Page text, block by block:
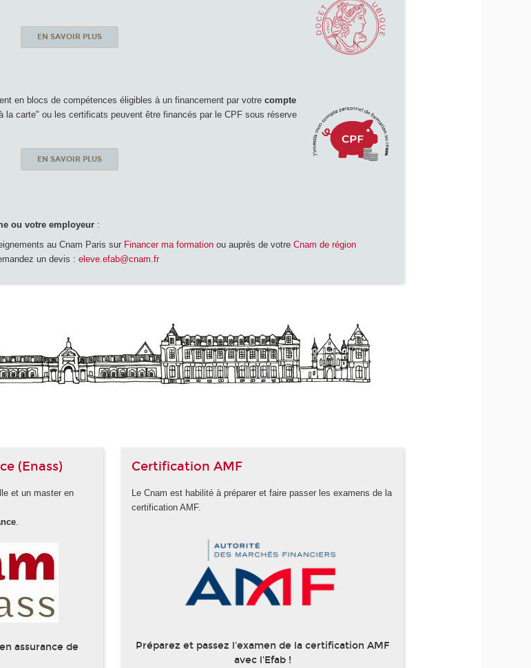
EN SAVOIR PLUS
en blocs de compétences éligibles à un financement par votrecompte
la carte" ou les certificats peuvent être financés par le CPF sous réserve
EN SAVOIR PLUS
ou votre employeur :
au Cnam Paris sur Financer ma formationou auprès de votre Cnam de région
un devis : eleve.efab@cnam.fr
(Enass)
et un master en
.
assurance de
Certification AMF
Le Cnam est habilité à préparer et faire passer les examens de la
certification AMF.
Préparez et passez l'examen de la certification AMF
avec l'Efab !